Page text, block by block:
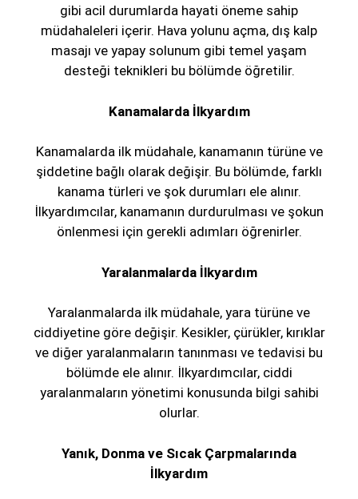
gibi acil durumlarda hayati öneme sahip
müdahaleleri içerir. Hava yolunu açma, dış kalp
masajı ve yapay solunum gibi temel yaşam
desteği teknikleri bu bölümde öğretilir.
Kanamalarda İlkyardım
Kanamalarda ilk müdahale, kanamanın türüne ve
şiddetine bağlı olarak değişir. Bu bölümde, farklı
kanama türleri ve şok durumları ele alınır.
İlkyardımcılar, kanamanın durdurulması ve şokun
önlenmesi için gerekli adımları öğrenirler.
Yaralanmalarda İlkyardım
Yaralanmalarda ilk müdahale, yara türüne ve
ciddiyetine göre değişir. Kesikler, çürükler, kırıklar
ve diğer yaralanmaların tanınması ve tedavisi bu
bölümde ele alınır. İlkyardımcılar, ciddi
yaralanmaların yönetimi konusunda bilgi sahibi
olurlar.
Yanık, Donma ve Sıcak Çarpmalarında
İlkyardım